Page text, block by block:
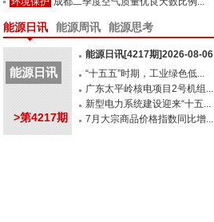
能源日讯 能源周讯 能源思考
能源日讯
>第4217期
能源日讯[4217期]2026-08-06
“十五五”时期，工业绿色低...
广东太平岭核电项目2号机组...
新型电力系统建设迎来“十五...
7月大宗商品价格指数同比增...